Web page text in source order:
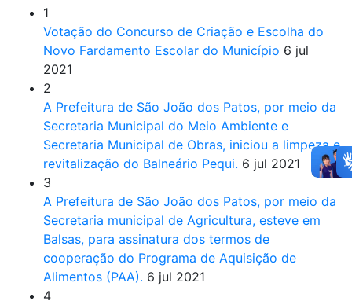
1
Votação do Concurso de Criação e Escolha do
Novo Fardamento Escolar do Município 6 jul
2021
2
A Prefeitura de São João dos Patos, por meio da
Secretaria Municipal do Meio Ambiente e
Secretaria Municipal de Obras, iniciou a limpeza e
revitalização do Balneário Pequi. 6 jul 2021
3
A Prefeitura de São João dos Patos, por meio da
Secretaria municipal de Agricultura, esteve em
Balsas, para assinatura dos termos de
cooperação do Programa de Aquisição de
Alimentos (PAA). 6 jul 2021
4